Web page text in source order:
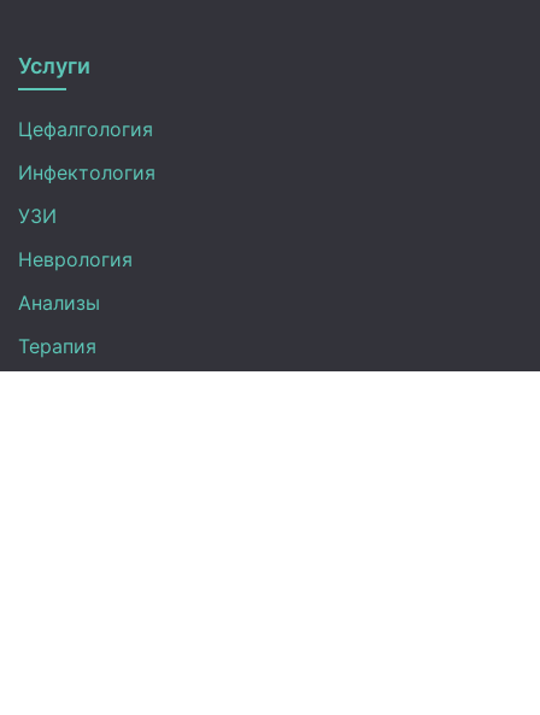
Услуги
Цефалгология
Инфектология
УЗИ
Неврология
Анализы
Терапия